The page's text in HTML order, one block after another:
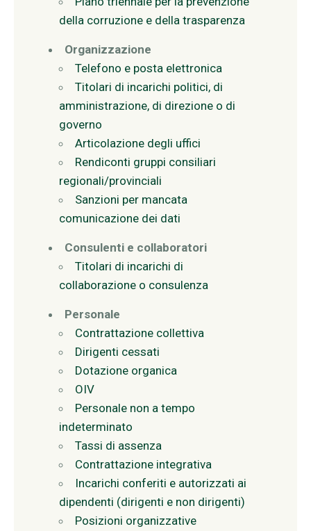
della corruzione e della trasparenza
Organizzazione
Telefono e posta elettronica
Titolari di incarichi politici, di
amministrazione, di direzione o di
governo
Articolazione degli uffici
Rendiconti gruppi consiliari
regionali/provinciali
Sanzioni per mancata
comunicazione dei dati
Consulenti e collaboratori
Titolari di incarichi di
collaborazione o consulenza
Personale
Contrattazione collettiva
Dirigenti cessati
Dotazione organica
OIV
Personale non a tempo
indeterminato
Tassi di assenza
Contrattazione integrativa
Incarichi conferiti e autorizzati ai
dipendenti (dirigenti e non dirigenti)
Posizioni organizzative